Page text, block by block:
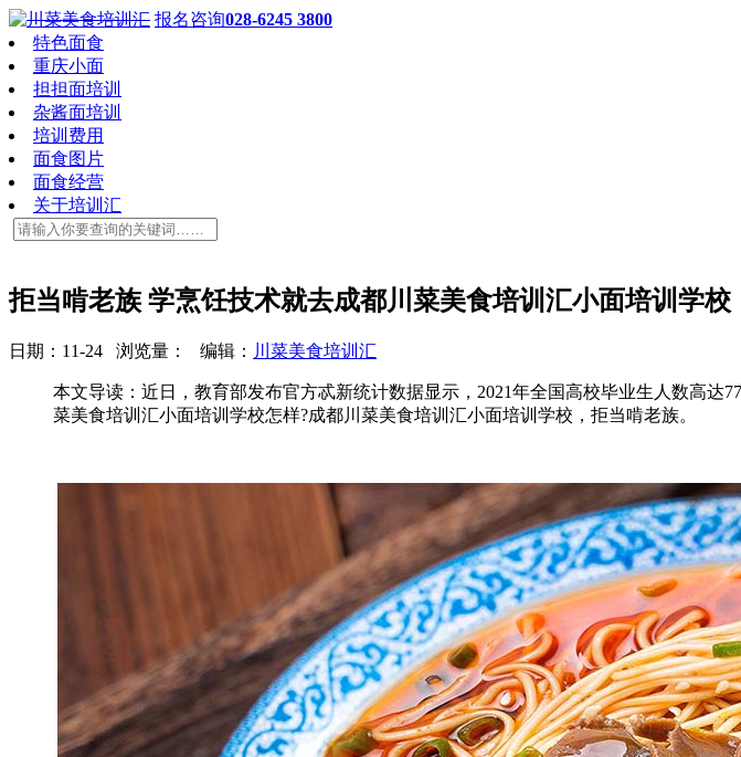
报名咨询028-6245 3800
特色面食
重庆小面
担担面培训
杂酱面培训
培训费用
面食图片
面食经营
关于培训汇
拒当啃老族 学烹饪技术就去成都川菜美食培训汇小面培训学校
日期：11-24 浏览量： 编辑： 川菜美食培训汇
本文导读：近日，教育部发布官方忒新统计数据显示，2021年全国高校毕业生人数高达
菜美食培训汇小面培训学校怎样?成都川菜美食培训汇小面培训学校，拒当啃老族。